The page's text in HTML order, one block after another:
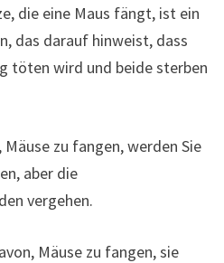
die eine Maus fängt, ist ein
das darauf hinweist, dass
töten wird und beide sterben
zu fangen, werden Sie
aber die
vergehen.
Mäuse zu fangen, sie